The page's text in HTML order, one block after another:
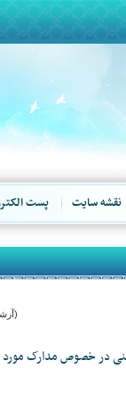
سایت پست
(آرشیو
در خصوص مدارک مورد